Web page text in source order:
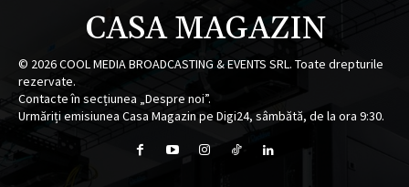
CASA MAGAZIN
© 2026COOL MEDIA BROADCASTING & EVENTS SRL. Toate drepturile
rezervate.
Contacte în secțiunea „Despre noi”.
Urmăriți emisiunea Casa Magazin pe Digi24, sâmbătă, de la ora 9:30.